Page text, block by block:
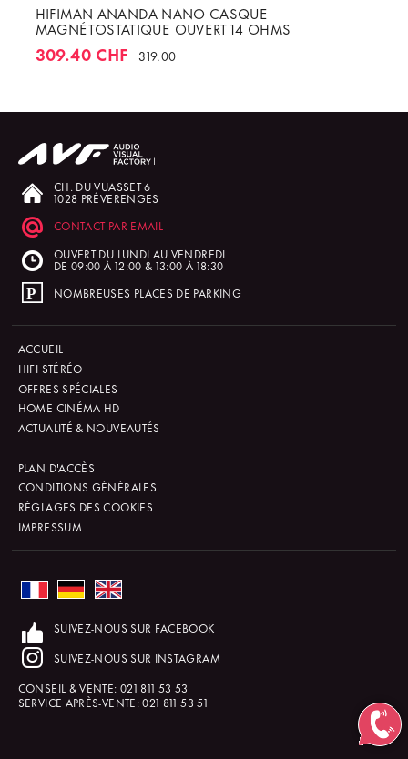
HIFIMAN ANANDA NANO CASQUE
MAGNÉTOSTATIQUE OUVERT 14 OHMS
309.40 CHF 319.00
CH. DU VUASSET 6
1028 PRÉVERENGES
CONTACT PAR EMAIL
OUVERT DU LUNDI AU VENDREDI
DE 09:00 À 12:00 & 13:00 À 18:30
NOMBREUSES PLACES DE PARKING
ACCUEIL
HIFI STÉRÉO
OFFRES SPÉCIALES
HOME CINÉMA HD
ACTUALITÉ & NOUVEAUTÉS
PLAN D'ACCÈS
CONDITIONS GÉNÉRALES
RÉGLAGES DES COOKIES
IMPRESSUM
SUIVEZ-NOUS SUR FACEBOOK
SUIVEZ-NOUS SUR INSTAGRAM
CONSEIL & VENTE: 021 811 53 53
SERVICE APRÈS-VENTE:021 811 53 51